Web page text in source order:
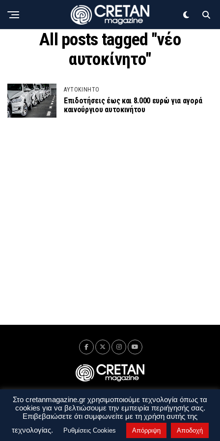
All posts tagged "νέο
αυτοκίνητο"
ΑΥΤΟΚΙΝΗΤΟ
Επιδοτήσεις έως και 8.000 ευρώ για αγορά
καινούργιου αυτοκινήτου
Ταυτότητα Πολιτική Απορρήτου
Όροι Χρήσης
Όροι και Προϋποθέσεις
Στο cretanmagazine.gr χρησιμοποιούμε τεχνολογία όπως τα
cookies για να βελτιώσουμε την εμπειρία περιήγησής σας.
Επιβεβαιώσετε ότι συμφωνείτε με τη χρήση αυτής της
τεχνολογίας.
Ρυθμίσεις Cookies Απόρριψη Αποδοχή